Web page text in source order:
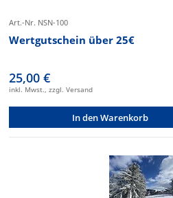
Art.-Nr. NSN-100
Wertgutschein über 25€
25,00 €
inkl. Mwst., zzgl. Versand
In den Warenkorb